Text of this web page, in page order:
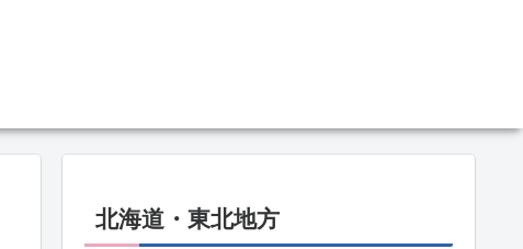
北海道・東北地方